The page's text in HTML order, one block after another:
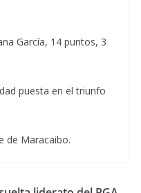
García, 14 puntos, 3
puesta en el triunfo
de Maracaibo.